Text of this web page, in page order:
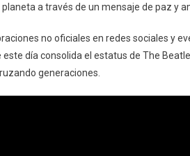
a través de un mensaje de paz y
no oficiales en redes sociales y
día consolida el estatus de The
generaciones.